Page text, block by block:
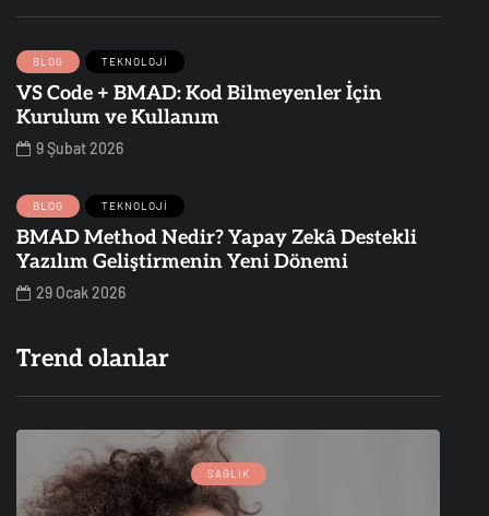
BLOG TEKNOLOJI
VS Code + BMAD: Kod Bilmeyenler İçin
Kurulum ve Kullanım
9 Şubat 2026
BLOG TEKNOLOJI
BMAD Method Nedir? Yapay Zekâ Destekli
Yazılım Geliştirmenin Yeni Dönemi
29 Ocak 2026
Trend olanlar
SAĞLIK